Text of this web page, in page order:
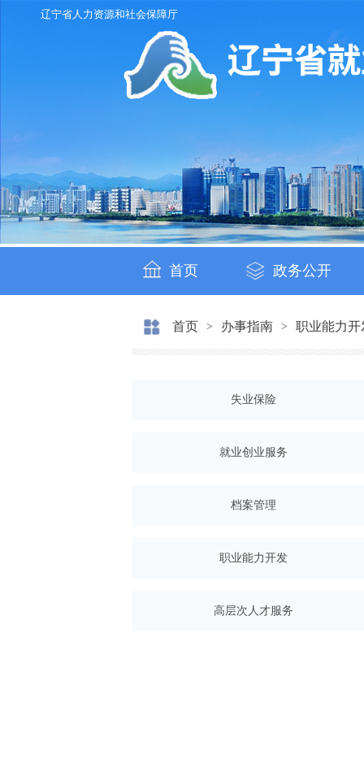
辽宁省人力资源和社会保障厅
首页 政务公开
首页 > 办事指南 > 职业能力开
失业保险
就业创业服务
档案管理
职业能力开发
高层次人才服务